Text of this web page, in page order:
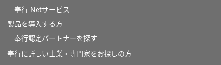
奉行 Netサービス
製品を導入する方
奉行認定パートナーを探す
奉行に詳しい士業・専門家をお探しの方